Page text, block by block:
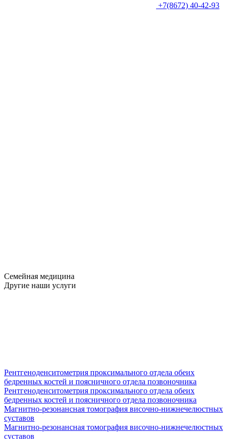
+7(8672) 40-42-93
Семейная медицина
Другие наши услуги
Рентгеноденситометрия проксимального отдела обеих
бедренных костей и поясничного отдела позвоночника
Рентгеноденситометрия проксимального отдела обеих
бедренных костей и поясничного отдела позвоночника
Магнитно-резонансная томография височно-нижнечелюстных
суставов
Магнитно-резонансная томография височно-нижнечелюстных
суставов